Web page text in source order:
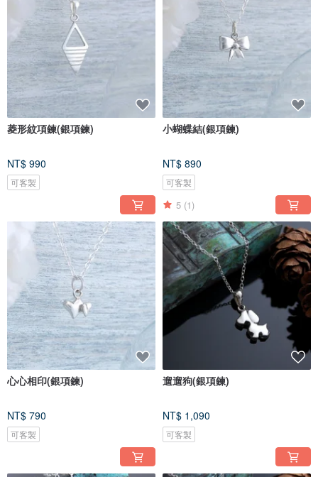
菱形紋項鍊(銀項鍊)
NT$ 990
可客製
小蝴蝶結(銀項鍊)
NT$ 890
可客製
5 (1)
心心相印(銀項鍊)
NT$ 790
可客製
遛遛狗(銀項鍊)
NT$ 1,090
可客製